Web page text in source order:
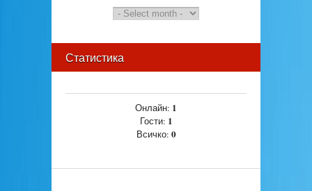
Статистика
Онлайн: 1
Гости: 1
Всичко: 0